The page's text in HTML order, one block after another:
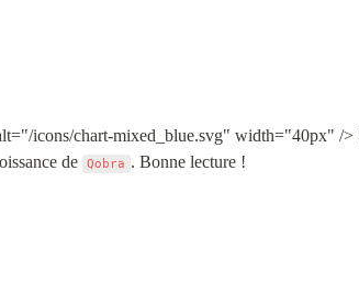
icons/chart-mixed_blue.svg" width="40px" />
de
Qobra . Bonne lecture !